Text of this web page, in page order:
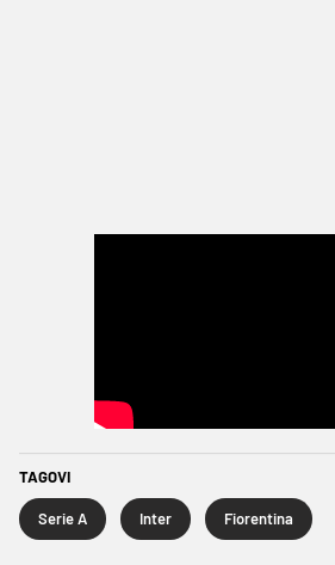
TAGOVI
Serie A Inter Fiorentina